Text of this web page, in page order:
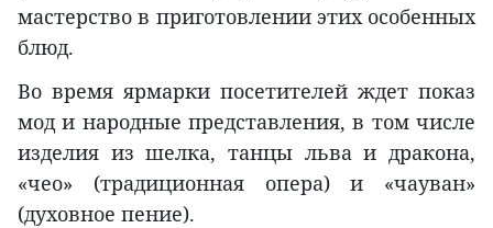
мастерство в приготовлении этих особенных
блюд.
Во время ярмарки посетителей ждет показ
мод и народные представления, в том числе
изделия из шелка, танцы льва и дракона,
«чео» (традиционная опера) и «чауван»
(духовное пение).